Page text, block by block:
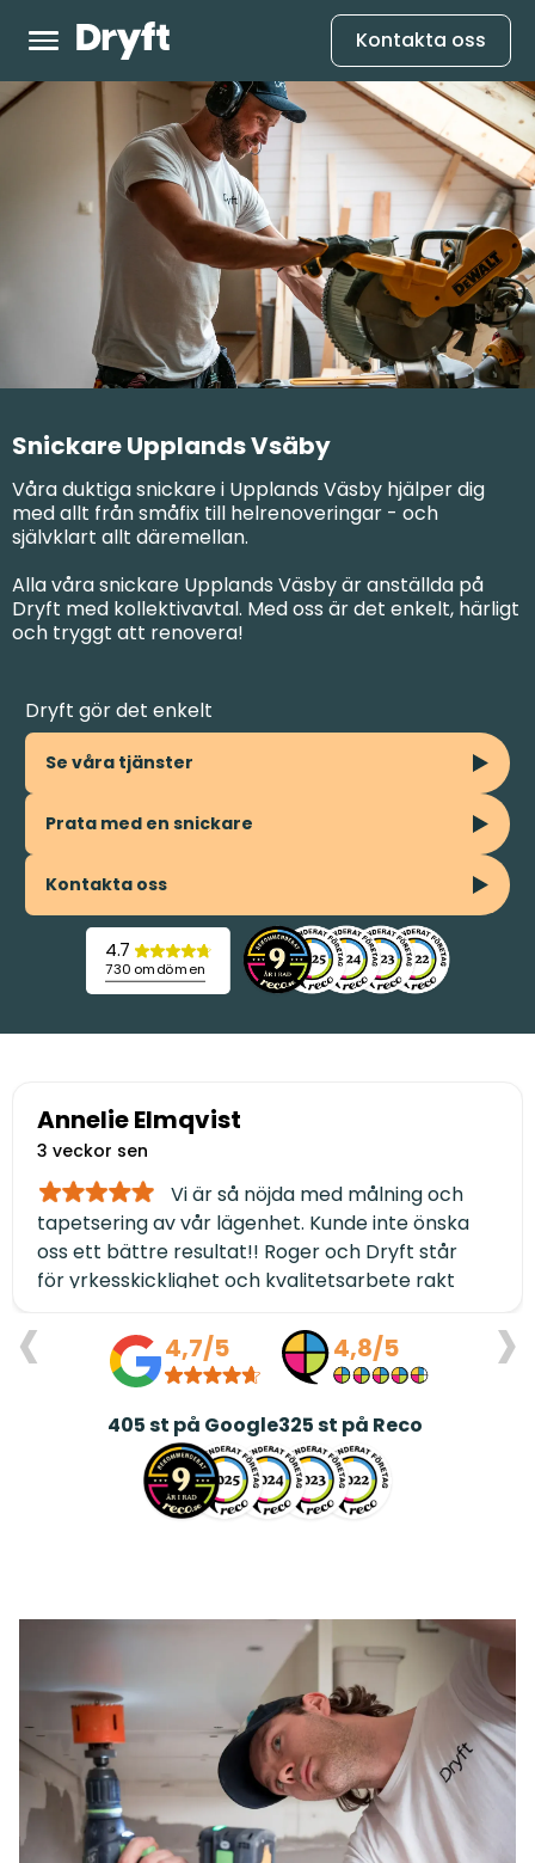
Kontakta oss
Snickare Upplands Vsäby
Våra duktiga snickare i Upplands Väsby hjälper dig
med allt från småfix till helrenoveringar - och
självklart allt däremellan.
Alla våra snickare Upplands Väsby är anställda på
Dryft med kollektivavtal. Med oss är det enkelt, härligt
och tryggt att renovera!
Dryft gör det enkelt
Se våra tjänster
Prata med en snickare
Kontakta oss
4.7
730 omdömen
Annelie Elmqvist
3 veckor sen
Vi är så nöjda med målning och
tapetsering av vår lägenhet. Kunde inte önska
oss ett bättre resultat!! Roger och Dryft står
för yrkesskicklighet och kvalitetsarbete rakt
och är genomtrevliga i alla led. TACK ❤️/Annelie
och Jerry Elmqvist
‹ ›
4,7/5
405st på Google
4,8/5
325st på Reco